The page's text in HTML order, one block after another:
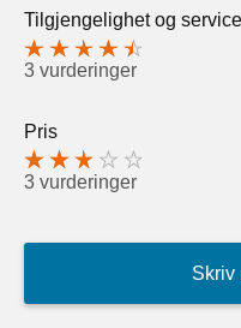
Tilgjengelighet og service
3 vurderinger
Pris
3 vurderinger
Skriv